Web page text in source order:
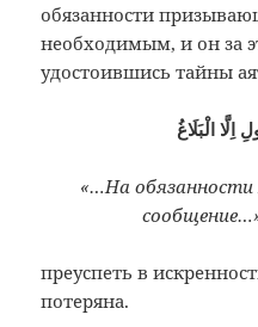
обязанности
необходимым, и он за
удостоившись тайны
الْبَلَاغُ
«…На
преуспеть в
потеряна.